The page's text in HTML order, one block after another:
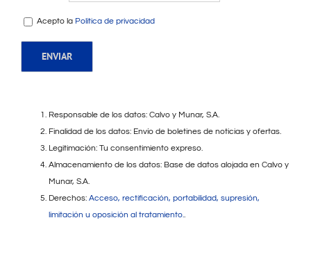
Acepto la Política de privacidad
Responsable de los datos: Calvo y Munar, S.A.
Finalidad de los datos: Envío de boletines de noticias y ofertas.
Legitimación: Tu consentimiento expreso.
Almacenamiento de los datos: Base de datos alojada en Calvo y
Munar, S.A.
Derechos: Acceso, rectificación, portabilidad, supresión,
limitación u oposición al tratamiento..